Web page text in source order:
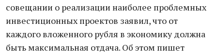
совещании о реализации наиболее проблемных
инвестиционных проектов заявил, что от
каждого вложенного рубля в экономику должна
быть максимальная отдача. Об этом пишет